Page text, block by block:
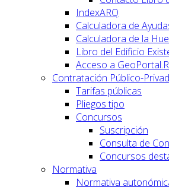
IndexARQ
Calculadora de
Calculadora de la
Libro del Edificio
Acceso a
Contratación Público-
Tarifas públicas
Pliegos tipo
Concursos
Suscripción
Consulta de
Concursos
Normativa
Normativa